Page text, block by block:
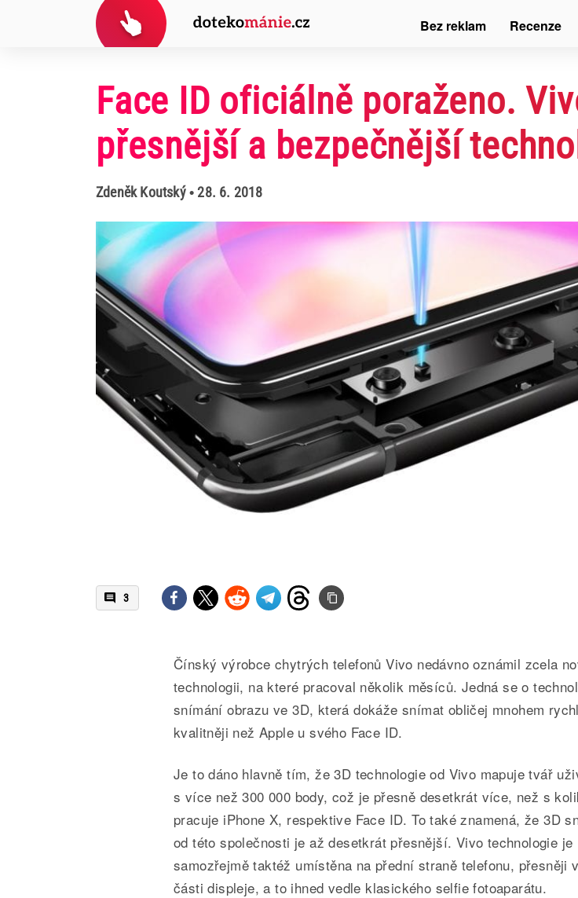
Face ID oficiálně poraženo.
přesnější a bezpečnější
Zdeněk Koutský• 28. 6. 2018
3
Čínský výrobce chytrých telefonů Vivo nedávno oznámil zcela
technologii, na které pracoval několik měsíců. Jedná se o
snímání obrazu ve 3D, která dokáže snímat obličej mnohem
kvalitněji než Apple u svého Face ID.
Je to dáno hlavně tím, že 3D technologie od Vivo mapuje tvář
s více než 300 000 body, což je přesně desetkrát více, než s
pracuje iPhone X, respektive Face ID. To také znamená, že 3D
od této společnosti je až desetkrát přesnější. Vivo technologie je
samozřejmě taktéž umístěna na přední straně telefonu, přesněji
části displeje, a to ihned vedle klasického selfie fotoaparátu.
Bez reklam Recenze